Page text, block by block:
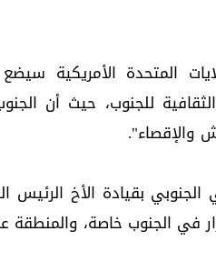
المتحدة الأمريكية
للجنوب، حيث أن
والإقصاء".
بقيادة الأخ
في الجنوب خاصة، والمنطقة